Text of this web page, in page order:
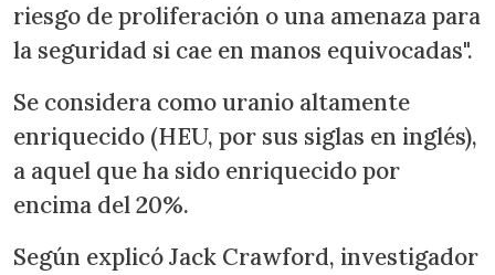
riesgo de proliferación o una amenaza para
la seguridad si cae en manos equivocadas".
Se considera como uranio altamente
enriquecido (HEU, por sus siglas en inglés),
a aquel que ha sido enriquecido por
encima del 20%.
Según explicó Jack Crawford, investigador